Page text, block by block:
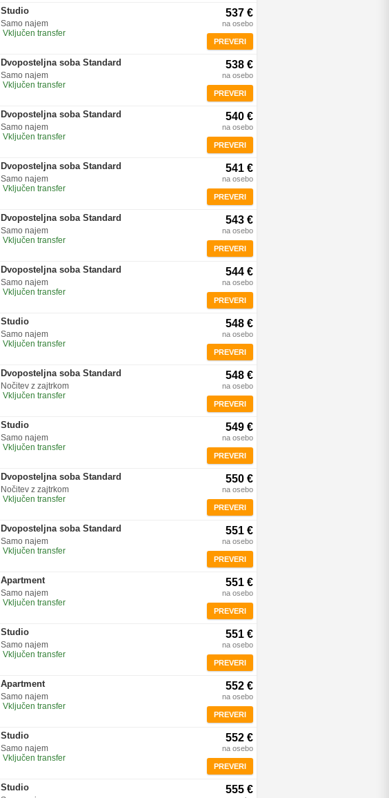
Studio
Samo najem
Vključen transfer
537 €
na osebo
PREVERI
Dvoposteljna soba Standard
Samo najem
Vključen transfer
538 €
na osebo
PREVERI
Dvoposteljna soba Standard
Samo najem
Vključen transfer
540 €
na osebo
PREVERI
Dvoposteljna soba Standard
Samo najem
Vključen transfer
541 €
na osebo
PREVERI
Dvoposteljna soba Standard
Samo najem
Vključen transfer
543 €
na osebo
PREVERI
Dvoposteljna soba Standard
Samo najem
Vključen transfer
544 €
na osebo
PREVERI
Studio
Samo najem
Vključen transfer
548 €
na osebo
PREVERI
Dvoposteljna soba Standard
Nočitev z zajtrkom
Vključen transfer
548 €
na osebo
PREVERI
Studio
Samo najem
Vključen transfer
549 €
na osebo
PREVERI
Dvoposteljna soba Standard
Nočitev z zajtrkom
Vključen transfer
550 €
na osebo
PREVERI
Dvoposteljna soba Standard
Samo najem
Vključen transfer
551 €
na osebo
PREVERI
Apartment
Samo najem
Vključen transfer
551 €
na osebo
PREVERI
Studio
Samo najem
Vključen transfer
551 €
na osebo
PREVERI
Apartment
Samo najem
Vključen transfer
552 €
na osebo
PREVERI
Studio
Samo najem
Vključen transfer
552 €
na osebo
PREVERI
Studio 555 €